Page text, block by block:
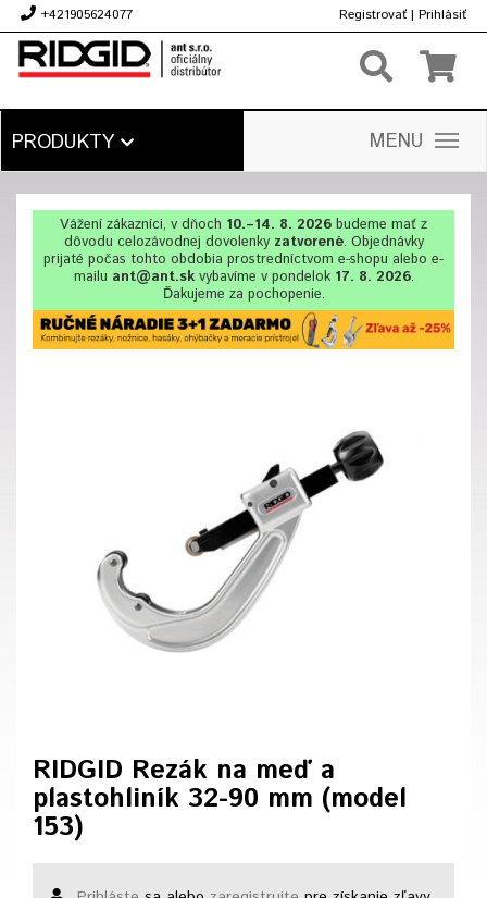
+421905624077 Registrovať | Prihlásiť
PRODUKTY MENU
Vážení zákazníci, v dňoch 10.–14. 8. 2026 budeme mať z
dôvodu celozávodnej dovolenkyzatvorené. Objednávky
prijaté počas tohto obdobia prostredníctvom e-shopu alebo e-
mailu ant@ant.skvybavíme v pondelok 17. 8. 2026.
Ďakujeme za pochopenie.
RIDGID Rezák na meď a
plastohliník 32-90 mm (model
153)